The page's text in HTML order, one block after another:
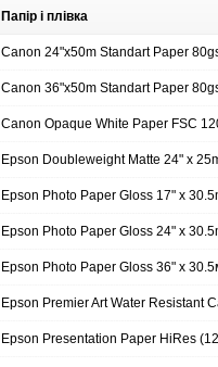
Папір і плівка
Canon 24"x50m Standart Paper
Canon 36"x50m Standart Paper
Canon Opaque White Paper FSC
Epson Doubleweight Matte 24" x
Epson Photo Paper Gloss 17" x
Epson Photo Paper Gloss 24" x
Epson Photo Paper Gloss 36" х
Epson Premier Art Water Resistant
Epson Presentation Paper HiRes